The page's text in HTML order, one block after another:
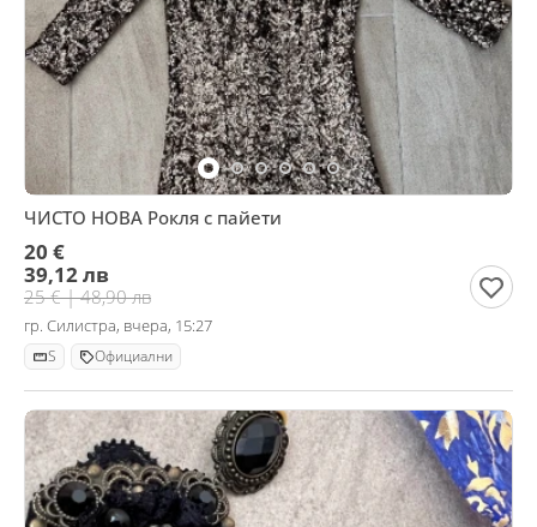
ЧИСТО НОВА Рокля с пайети
20 €
39,12 лв
25 € | 48,90 лв
гр. Силистра, вчера, 15:27
S Официални